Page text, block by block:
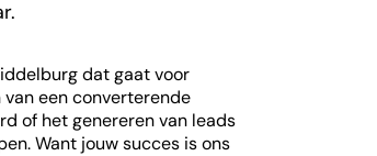
dat gaat voor
een converterende
of het genereren van leads
Want jouw succes is ons